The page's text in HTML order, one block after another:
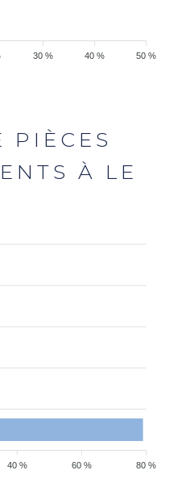
50 %
40 %
30 %
PIÈCES
À LE
80 %
60 %
40 %